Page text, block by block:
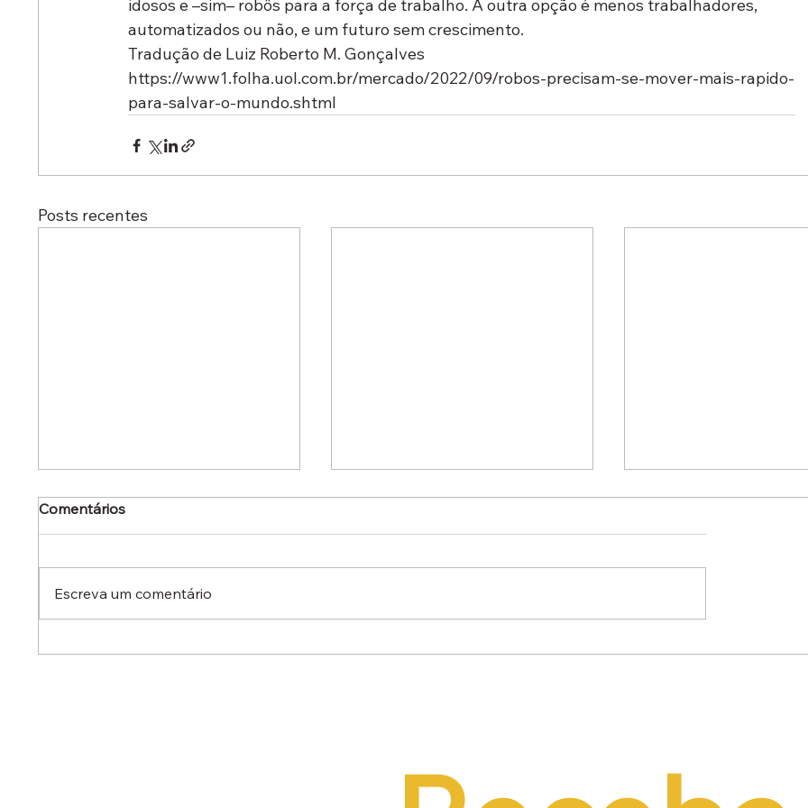
idosos e –sim– robôs para a força de trabalho. A outra opção é menos trabalhadores,
automatizados ou não, e um futuro sem crescimento.
Tradução de Luiz Roberto M. Gonçalves
https://www1.folha.uol.com.br/mercado/2022/09/robos-precisam-se-mover-mais-rapido-
para-salvar-o-mundo.shtml
Posts recentes
Comentários
Escreva um comentário